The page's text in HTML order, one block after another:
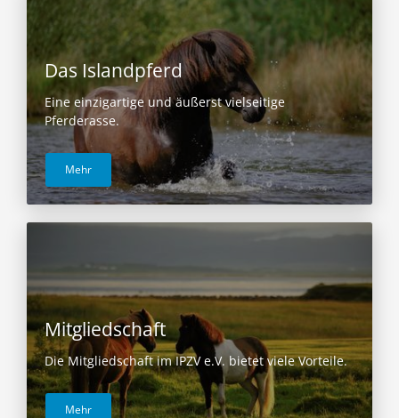
Das Islandpferd
Eine einzigartige und äußerst vielseitige
Pferderasse.
Mehr
Mitgliedschaft
Die Mitgliedschaft im IPZV e.V. bietet viele Vorteile.
Mehr